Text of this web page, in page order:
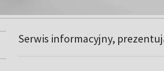
Serwis informacyjny,